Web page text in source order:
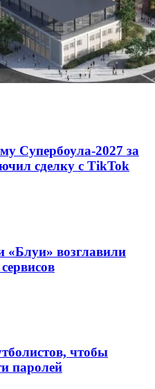
Супербоула-2027 за
сделку с TikTok
«Блуи» возглавили
чтобы
паролей